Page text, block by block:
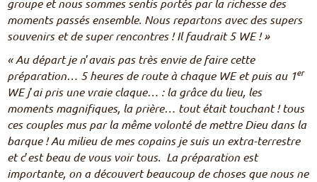
groupe et nous sommes sentis portés par la richesse des
moments passés ensemble. Nous repartons avec des supers
souvenirs et de super rencontres! Il faudrait 5 WE ! »
«Au départ je n’avais pas très envie de faire cette
préparation… 5 heures de route à chaque WE et puis au 1er
WE j’ai pris une vraie claque… : la grâce du lieu, les
moments magnifiques, la prière… tout était touchant ! tous
ces couples mus par la même volonté de mettre Dieu dans la
barque ! Au milieu de mes copains je suis un extra-terrestre
et c’est beau de vous voir tous. La préparation est
importante, on a découvert beaucoup de choses que nous ne